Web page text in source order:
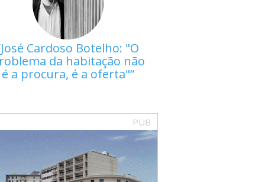
José Cardoso Botelho: "O
da habitação não
é a procura, é a oferta"
PUB